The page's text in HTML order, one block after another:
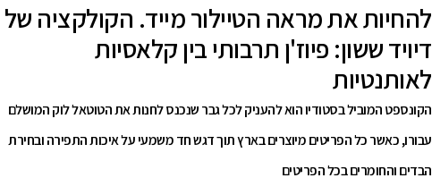
להחיות את מראה הטיילור מייד. הקולקציה של
דיויד ששון: פיוז'ן תרבותי בין קלאסיות
לאותנטיות
הקונספט המוביל בסטודיו הוא להעניק לכל גבר שנכנס לחנות את הטוטאל לוק המושלם
עבורו, כאשר כל הפריטים מיוצרים בארץ תוך דגש חד משמעי על איכות התפירה ובחירת
הבדים והחומרים בכל הפריטים